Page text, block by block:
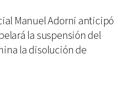
Manuel Adorni anticipó
la suspensión del
la disolución de